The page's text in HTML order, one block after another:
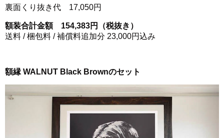
裏面くり抜き代 17,050円
額装合計金額 154,383円（税抜き）
送料 / 梱包料 / 補償料追加分 23,000円込み
額縁 WALNUT Black Brownのセット